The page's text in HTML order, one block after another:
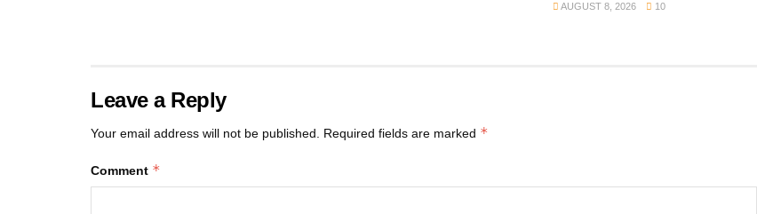
AUGUST 8, 2026 10
Leave a Reply
Your email address will not be published. Required fields are marked *
Comment *